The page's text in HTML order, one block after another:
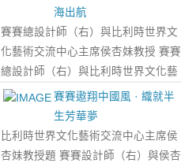
海出航
賽賽總設計師（右）與比利時世界文
化藝術交流中心主席侯杏妹教授 賽賽
總設計師（右）與比利時世界文化藝
術交流中心主席侯杏妹教授及其題詞
合影留念 ‍ 賽賽/文 ‍ 近日有幸與比利
時籍華裔藝術家陸惟華、侯杏妹夫婦
傾心晤談，此番交流沒有客套的寒
賽賽遨翔中國風 · 織就半
生芳華夢
比利時世界文化藝術交流中心主席侯
杏妹教授題 賽賽設計師（右）與侯杏